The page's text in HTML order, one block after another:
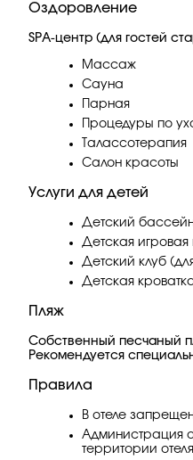
Оздоровление
SPA-центр (для гостей
Массаж
Сауна
Парная
Процедуры по
Талассотерапия
Салон красоты
Услуги для детей
Детский
Детская
Детский клуб
Детская
Пляж
Собственный песчаный
Рекомендуется
Правила
В отеле
Администрация
территории